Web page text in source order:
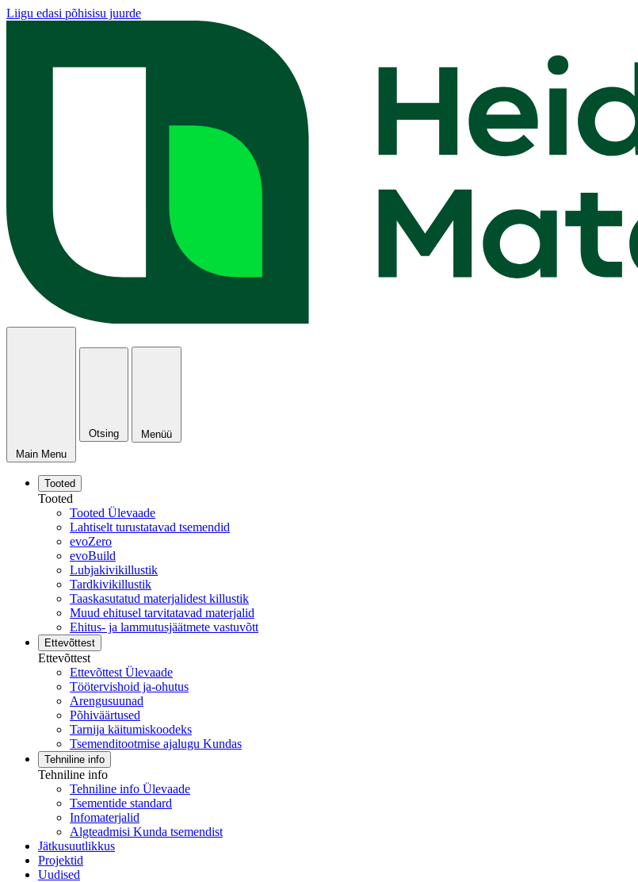
Liigu edasi põhisisu juurde
Main Menu
Otsing Menüü
Tooted
Tooted
Tooted Ülevaade
Lahtiselt turustatavad tsemendid
evoZero
evoBuild
Lubjakivikillustik
Tardkivikillustik
Taaskasutatud materjalidest killustik
Muud ehitusel tarvitatavad materjalid
Ehitus- ja lammutusjäätmete vastuvõtt
Ettevõttest
Ettevõttest
Ettevõttest Ülevaade
Töötervishoid ja-ohutus
Arengusuunad
Põhiväärtused
Tarnija käitumiskoodeks
Tsemenditootmise ajalugu Kundas
Tehniline info
Tehniline info
Tehniline info Ülevaade
Tsementide standard
Infomaterjalid
Algteadmisi Kunda tsemendist
Jätkusuutlikkus
Projektid
Uudised